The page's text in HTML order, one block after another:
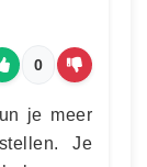
0
je meer
Je